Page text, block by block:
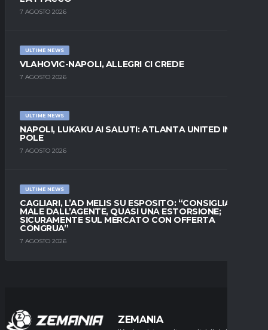
7 AGOSTO 2026
ULTIME NEWS
VLAHOVIC-NAPOLI, ALLEGRI CI CREDE
7 AGOSTO 2026
ULTIME NEWS
NAPOLI, LUKAKU AI SALUTI: ATLANTA UNITED IN
POLE
7 AGOSTO 2026
ULTIME NEWS
CAGLIARI, L’AD MELIS SU ESPOSITO: “CONSIGLIATO
MALE DALL’AGENTE, QUASI UNA ESTORSIONE;
SICURAMENTE SUL MERCATO CON OFFERTA
CONGRUA”
7 AGOSTO 2026
ZEMANIA